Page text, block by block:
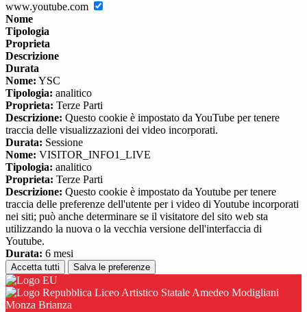
www.youtube.com
Nome
Tipologia
Proprieta
Descrizione
Durata
Nome: YSC
Tipologia: analitico
Proprieta: Terze Parti
Descrizione: Questo cookie è impostato da YouTube per tenere
traccia delle visualizzazioni dei video incorporati.
Durata: Sessione
Nome: VISITOR_INFO1_LIVE
Tipologia: analitico
Proprieta: Terze Parti
Descrizione: Questo cookie è impostato da Youtube per tenere
traccia delle preferenze dell'utente per i video di Youtube incorporati
nei siti; può anche determinare se il visitatore del sito web sta
utilizzando la nuova o la vecchia versione dell'interfaccia di
Youtube.
Durata: 6 mesi
Accetta tutti Salva le preferenze
Liceo Artistico Statale Amedeo Modigliani
Monza Brianza